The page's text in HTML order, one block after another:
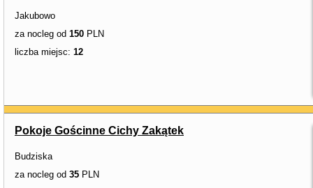
Jakubowo
za nocleg od 150 PLN
liczba miejsc: 12
Pokoje Gościnne Cichy Zakątek
Budziska
za nocleg od 35 PLN